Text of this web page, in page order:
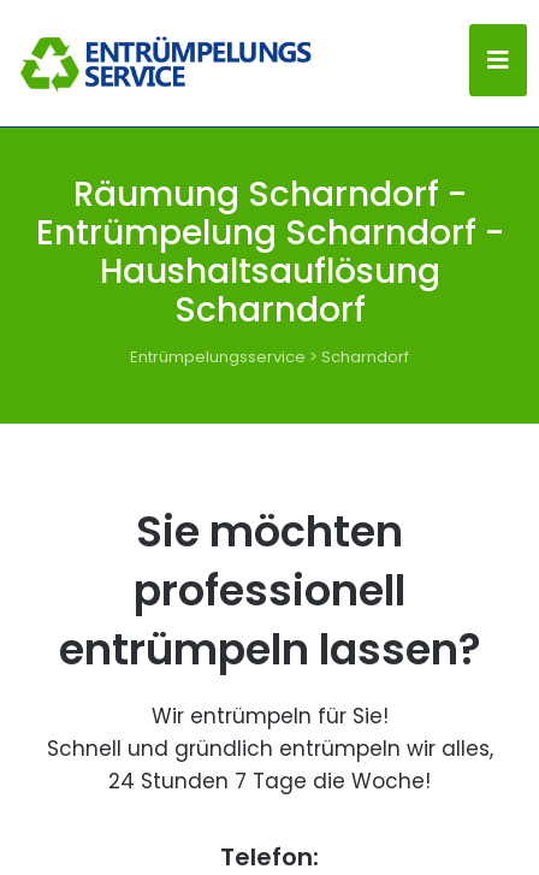
Räumung Scharndorf -
Entrümpelung Scharndorf -
Haushaltsauflösung
Scharndorf
Entrümpelungsservice > Scharndorf
Sie möchten
professionell
entrümpeln lassen?
Wir entrümpeln für Sie!
Schnell und gründlich entrümpeln wir alles,
24 Stunden 7 Tage die Woche!
Telefon: